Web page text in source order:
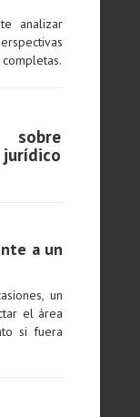
analizar
sobre
a un
un
el área
si fuera